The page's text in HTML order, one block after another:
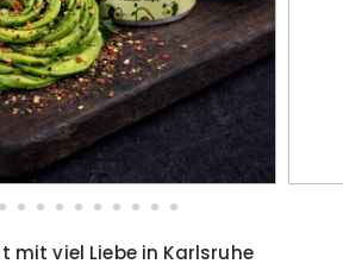
mit viel Liebe in Karlsruhe